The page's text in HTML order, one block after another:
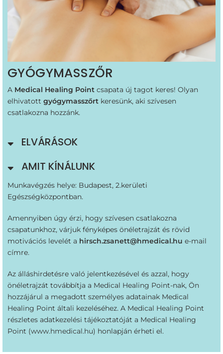
GYÓGYMASSZŐR
A Medical Healing Point csapata új tagot keres! Olyan
elhivatott gyógymasszőrt keresünk, aki szívesen
csatlakozna hozzánk.
ELVÁRÁSOK
AMIT KÍNÁLUNK
Munkavégzés helye: Budapest, 2.kerületi
Egészségközpontban.
Amennyiben úgy érzi, hogy szívesen csatlakozna
csapatunkhoz, várjuk fényképes önéletrajzát és rövid
motivációs levelét a hirsch.zsanett@hmedical.hu e-mail
címre.
Az álláshirdetésre való jelentkezésével és azzal, hogy
önéletrajzát továbbítja a Medical Healing Point-nak, Ön
hozzájárul a megadott személyes adatainak Medical
Healing Point általi kezeléséhez. A Medical Healing Point
részletes adatkezelési tájékoztatóját a Medical Healing
Point (www.hmedical.hu) honlapján érheti el.